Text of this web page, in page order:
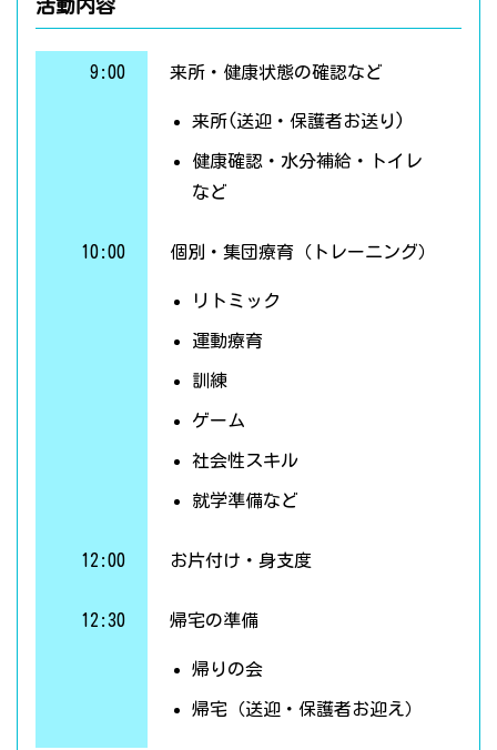
活動内容
9:00 来所・健康状態の確認など
来所(送迎・保護者お送り)
健康確認・水分補給・トイレ
など
10:00 個別・集団療育（トレーニング）
リトミック
運動療育
訓練
ゲーム
社会性スキル
就学準備など
12:00 お片付け・身支度
12:30 帰宅の準備
帰りの会
帰宅（送迎・保護者お迎え）